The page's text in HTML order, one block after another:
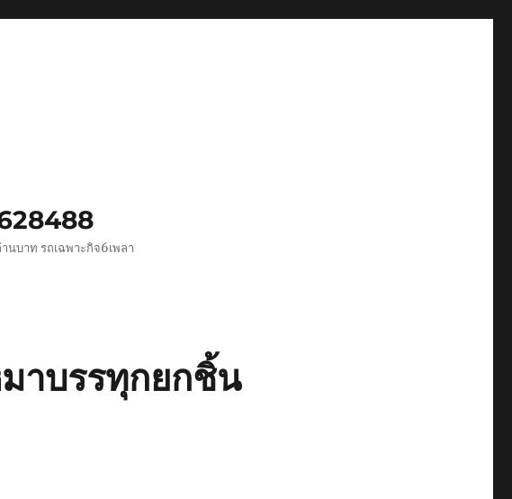
นบาท รถเฉพาะกิจ6เพลา
าบรรทุกยกชิ้น